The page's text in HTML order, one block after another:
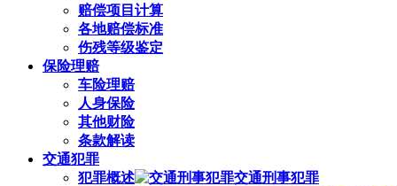
赔偿项目计算
各地赔偿标准
伤残等级鉴定
保险理赔
车险理赔
人身保险
其他财险
条款解读
交通犯罪
犯罪概述
交通刑事犯罪